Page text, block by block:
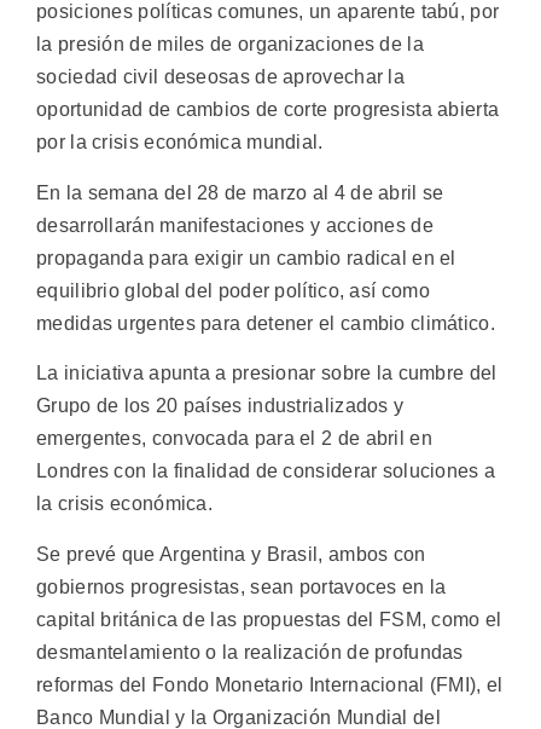
posiciones políticas comunes, un aparente tabú, por
la presión de miles de organizaciones de la
sociedad civil deseosas de aprovechar la
oportunidad de cambios de corte progresista abierta
por la crisis económica mundial.
En la semana del 28 de marzo al 4 de abril se
desarrollarán manifestaciones y acciones de
propaganda para exigir un cambio radical en el
equilibrio global del poder político, así como
medidas urgentes para detener el cambio climático.
La iniciativa apunta a presionar sobre la cumbre del
Grupo de los 20 países industrializados y
emergentes, convocada para el 2 de abril en
Londres con la finalidad de considerar soluciones a
la crisis económica.
Se prevé que Argentina y Brasil, ambos con
gobiernos progresistas, sean portavoces en la
capital británica de las propuestas del FSM, como el
desmantelamiento o la realización de profundas
reformas del Fondo Monetario Internacional (FMI), el
Banco Mundial y la Organización Mundial del